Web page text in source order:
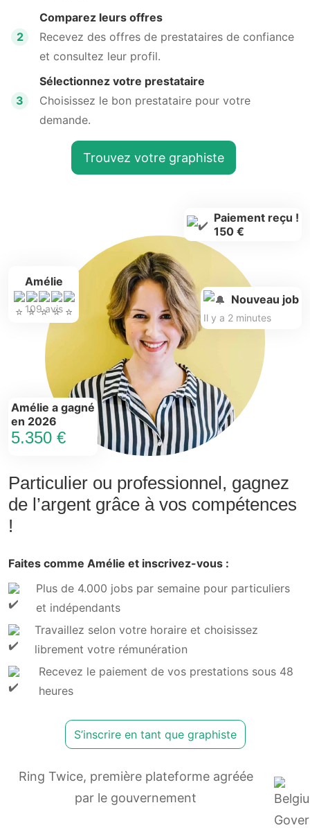
2
Comparez leurs offres
Recevez des offres de prestataires de confiance
et consultez leur profil.
3
Sélectionnez votre prestataire
Choisissez le bon prestataire pour votre
demande.
Trouvez votre graphiste
Particulier ou professionnel, gagnez
de l’argent grâce à vos compétences
!
Faites comme Amélie et inscrivez-vous :
Plus de 4.000 jobs par semaine pour particuliers
et indépendants
Travaillez selon votre horaire et choisissez
librement votre rémunération
Recevez le paiement de vos prestations sous 48
heures
S’inscrire en tant que graphiste
Amélie
109 avis
Amélie a gagné
en 2026
5.350 €
Paiement reçu !
150 €
Nouveau job
Il y a 2 minutes
Ring Twice, première plateforme agréée
par le gouvernement